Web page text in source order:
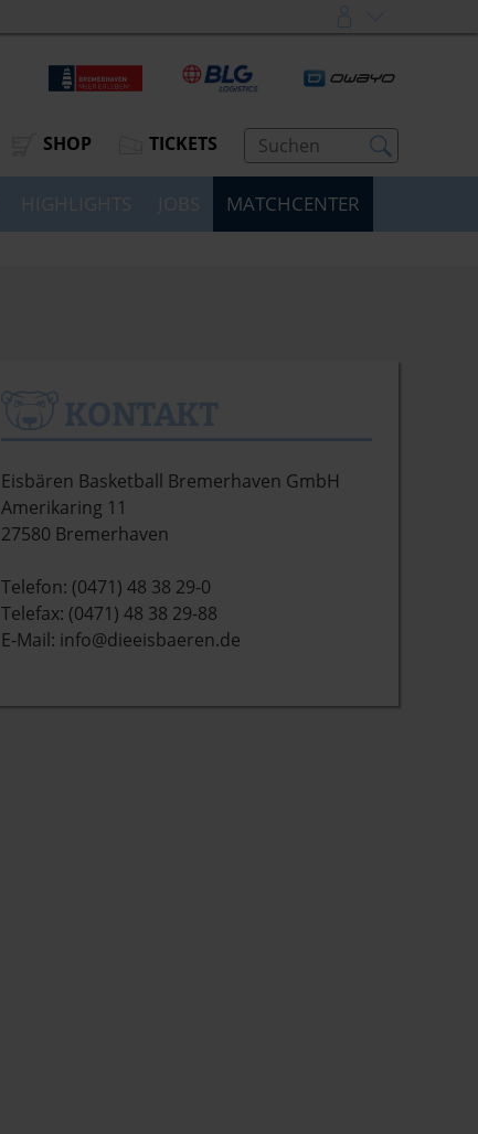
SHOP TICKETS
MATCHCENTER
Eisbären Basketball Bremerhaven GmbH
Amerikaring 11
27580 Bremerhaven
Telefon: (0471) 48 38 29-0
Telefax: (0471) 48 38 29-88
E-Mail: info@dieeisbaeren.de